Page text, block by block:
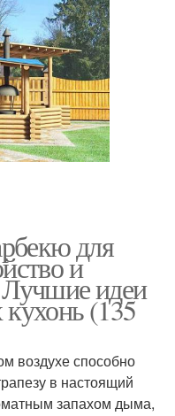
для
и
идеи
(135
воздухе способно
в настоящий
запахом дыма,